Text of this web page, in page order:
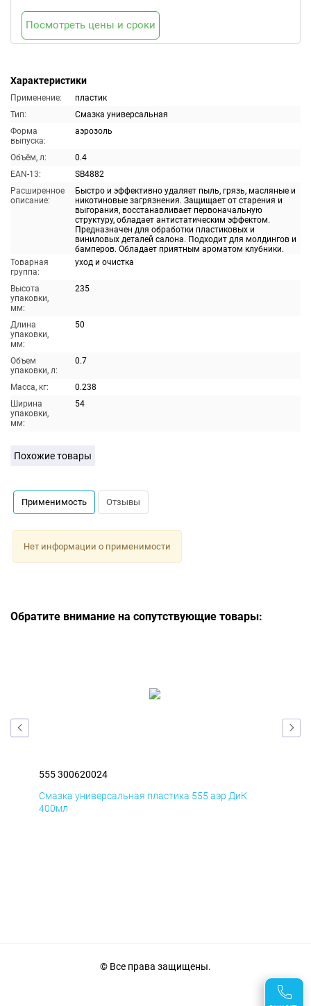
Характеристики
Применение:
пластик
Тип:
Смазка универсальная
Форма
выпуска:
аэрозоль
Объём, л:
0.4
EAN-13:
SB4882
Расширенное
описание:
Быстро и эффективно удаляет пыль, грязь, масляные и
никотиновые загрязнения. Защищает от старения и
выгорания, восстанавливает первоначальную
структуру, обладает антистатическим эффектом.
Предназначен для обработки пластиковых и
виниловых деталей салона. Подходит для молдингов и
бамперов. Обладает приятным ароматом клубники.
Товарная
группа:
уход и очистка
Высота
упаковки,
мм:
235
Длина
упаковки,
мм:
50
Объем
упаковки, л:
0.7
Масса, кг:
0.238
Ширина
упаковки,
мм:
54
Посмотреть цены и сроки
Похожие товары
Применимость Отзывы
Нет информации о применимости
Обратите внимание на сопутствующие товары:
555 300620024
Смазка универсальная пластика 555 аэр ДиК
400мл
© Все права защищены.